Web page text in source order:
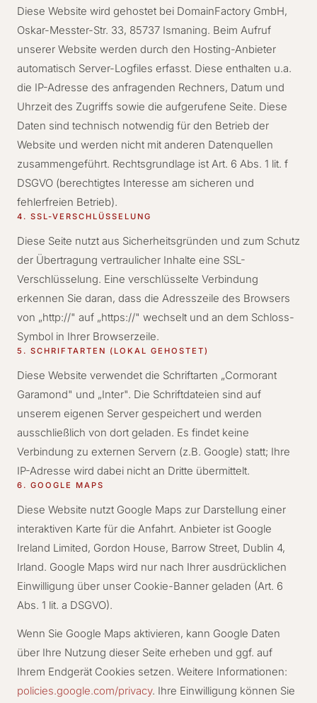
Diese Website wird gehostet bei DomainFactory GmbH,
Oskar-Messter-Str. 33, 85737 Ismaning. Beim Aufruf
unserer Website werden durch den Hosting-Anbieter
automatisch Server-Logfiles erfasst. Diese enthalten u.a.
die IP-Adresse des anfragenden Rechners, Datum und
Uhrzeit des Zugriffs sowie die aufgerufene Seite. Diese
Daten sind technisch notwendig für den Betrieb der
Website und werden nicht mit anderen Datenquellen
zusammengeführt. Rechtsgrundlage ist Art. 6 Abs. 1 lit. f
DSGVO (berechtigtes Interesse am sicheren und
fehlerfreien Betrieb).
4. SSL-VERSCHLÜSSELUNG
Diese Seite nutzt aus Sicherheitsgründen und zum Schutz
der Übertragung vertraulicher Inhalte eine SSL-
Verschlüsselung. Eine verschlüsselte Verbindung
erkennen Sie daran, dass die Adresszeile des Browsers
von „http://" auf „https://" wechselt und an dem Schloss-
Symbol in Ihrer Browserzeile.
5. SCHRIFTARTEN (LOKAL GEHOSTET)
Diese Website verwendet die Schriftarten „Cormorant
Garamond" und „Inter". Die Schriftdateien sind auf
unserem eigenen Server gespeichert und werden
ausschließlich von dort geladen. Es findet keine
Verbindung zu externen Servern (z.B. Google) statt; Ihre
IP-Adresse wird dabei nicht an Dritte übermittelt.
6. GOOGLE MAPS
Diese Website nutzt Google Maps zur Darstellung einer
interaktiven Karte für die Anfahrt. Anbieter ist Google
Ireland Limited, Gordon House, Barrow Street, Dublin 4,
Irland. Google Maps wird nur nach Ihrer ausdrücklichen
Einwilligung über unser Cookie-Banner geladen (Art. 6
Abs. 1 lit. a DSGVO).
Wenn Sie Google Maps aktivieren, kann Google Daten
über Ihre Nutzung dieser Seite erheben und ggf. auf
Ihrem Endgerät Cookies setzen. Weitere Informationen:
policies.google.com/privacy. Ihre Einwilligung können Sie